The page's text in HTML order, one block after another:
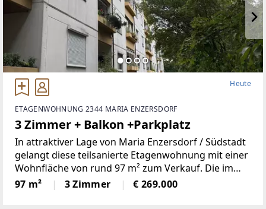
Heute
ETAGENWOHNUNG 2344 MARIA ENZERSDORF
3 Zimmer + Balkon +Parkplatz
In attraktiver Lage von Maria Enzersdorf / Südstadt
gelangt diese teilsanierte Etagenwohnung mit einer
Wohnfläche von rund 97 m² zum Verkauf. Die im
Jahr 1975 errichtete Wohnung überzeugt durch eine
gut durchdachte Raumaufteilung mit insgesamt 3
97 m² 3 Zimmer € 269.000